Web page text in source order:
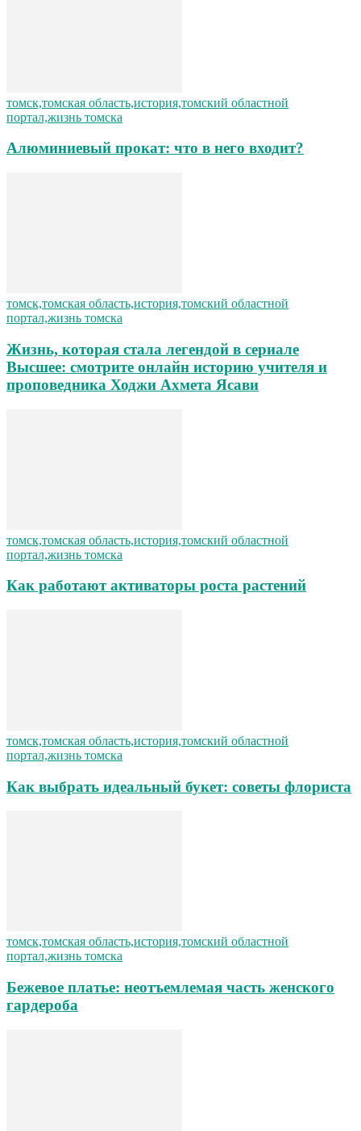
томск,томская область,история,томский областной
портал,жизнь томска
Алюминиевый прокат: что в него входит?
томск,томская область,история,томский областной
портал,жизнь томска
Жизнь, которая стала легендой в сериале
Высшее: смотрите онлайн историю учителя и
проповедника Ходжи Ахмета Ясави
томск,томская область,история,томский областной
портал,жизнь томска
Как работают активаторы роста растений
томск,томская область,история,томский областной
портал,жизнь томска
Как выбрать идеальный букет: советы флориста
томск,томская область,история,томский областной
портал,жизнь томска
Бежевое платье: неотъемлемая часть женского
гардероба